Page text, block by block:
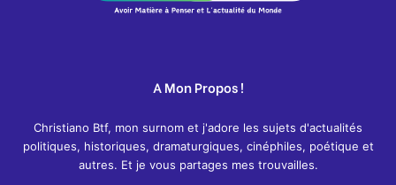
A Mon Propos !
Christiano Btf, mon surnom et j'adore les sujets d'actualités
politiques, historiques, dramaturgiques, cinéphiles, poétique et
autres. Et je vous partages mes trouvailles.